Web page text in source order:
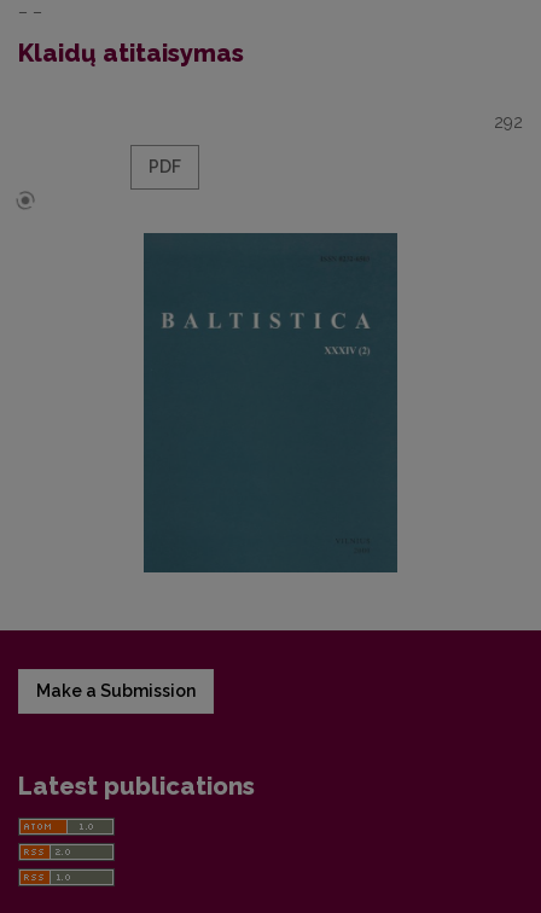
– –
Klaidų atitaisymas
292
PDF
Make a Submission
Latest publications